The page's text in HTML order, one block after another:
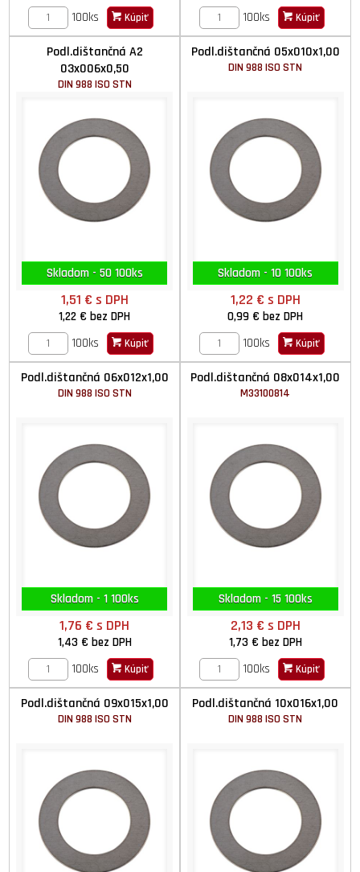
100ks
Kúpiť
100ks
Kúpiť
Podl.dištančná A2
03x006x0,50
DIN 988 ISO STN
Skladom - 50 100ks
1,51 € s DPH
1,22 €bez DPH
100ks
Kúpiť
Podl.dištančná 05x010x1,00
DIN 988 ISO STN
Skladom - 10 100ks
1,22 € s DPH
0,99 €bez DPH
100ks
Kúpiť
Podl.dištančná 06x012x1,00
DIN 988 ISO STN
Skladom - 1 100ks
1,76 €s DPH
1,43 € bez DPH
100ks
Kúpiť
Podl.dištančná 08x014x1,00
M33100814
Skladom - 15 100ks
2,13 € s DPH
1,73 € bez DPH
100ks
Kúpiť
Podl.dištančná 09x015x1,00
DIN 988 ISO STN
Podl.dištančná 10x016x1,00
DIN 988 ISO STN